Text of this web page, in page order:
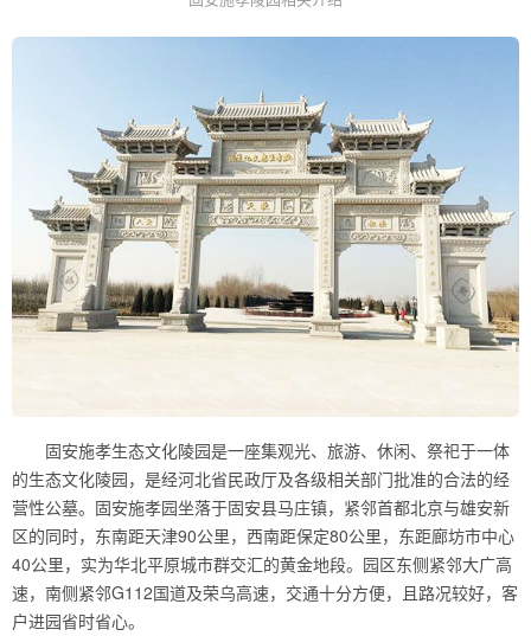
固安施孝生态文化陵园是一座集观光、旅游、休闲、祭祀于一体
的生态文化陵园，是经河北省民政厅及各级相关部门批准的合法的经
营性公墓。固安施孝园坐落于固安县马庄镇，紧邻首都北京与雄安新
区的同时，东南距天津90公里，西南距保定80公里，东距廊坊市中心
40公里，实为华北平原城市群交汇的黄金地段。园区东侧紧邻大广高
速，南侧紧邻G112国道及荣乌高速，交通十分方便，且路况较好，客
户进园省时省心。